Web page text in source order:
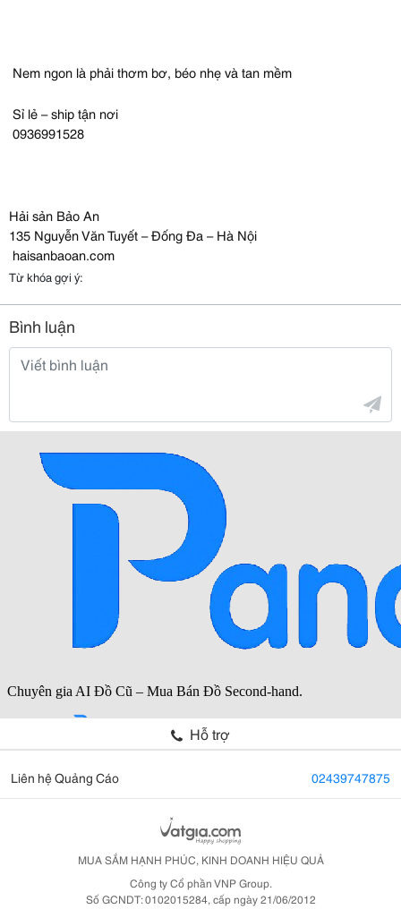
Nem ngon là phải thơm bơ, béo nhẹ và tan mềm
Sỉ lẻ – ship tận nơi
0936991528
Hải sản Bảo An
135 Nguyễn Văn Tuyết – Đống Đa – Hà Nội
haisanbaoan.com
Từ khóa gợi ý:
Bình luận
Hỗ trợ
Liên hệ Quảng Cáo 02439747875
MUA SẮM HẠNH PHÚC, KINH DOANH HIỆU QUẢ
Công ty Cổ phần VNP Group.
Số GCNDT: 0102015284, cấp ngày 21/06/2012